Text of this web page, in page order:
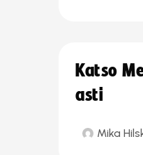
Katso
asti
Mika